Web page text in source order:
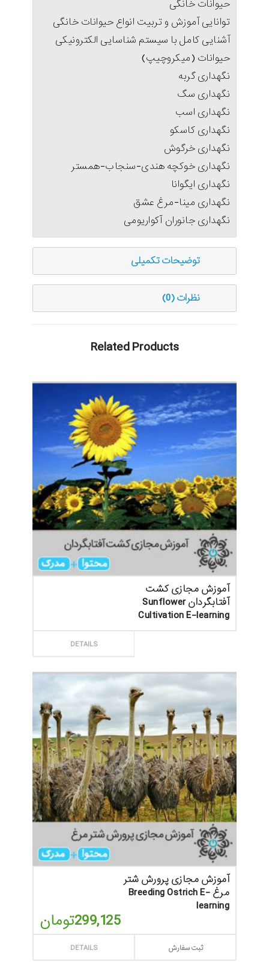
حیوانات خانگی
توانایی آموزش و تربیت انواع حیوانات خانگی
آشنایی کامل با سیستم شناسایی الکترونیکی
حیوانات (میکروچیپ)
نگهداری گربه
نگهداری سگ
نگهداری اسب
نگهداری کاسکو
نگهداری خرگوش
نگهداری خوکچه هندی-سنجاب-همستر
نگهداری ایگوانا
نگهداری مینا-مرغ عشق
نگهداری جانوران آکواریومی
توضیحات تکمیلی
نظرات (0)
Related Products
آموزش مجازی کشت
آفتابگردان Sunflower
Cultivation E-learning
DETAILS
آموزش مجازی پرورش شتر
مرغ Breeding Ostrich E-
learning
299,125تومان
DETAILS ثبت سفارش